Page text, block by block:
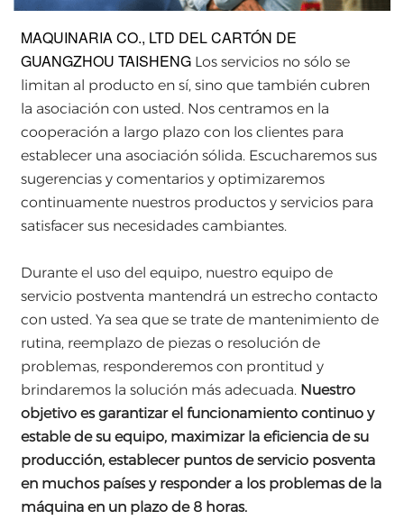
MAQUINARIA CO., LTD DEL CARTÓN DE
GUANGZHOU TAISHENG Los servicios no sólo se
limitan al producto en sí, sino que también cubren
la asociación con usted. Nos centramos en la
cooperación a largo plazo con los clientes para
establecer una asociación sólida. Escucharemos sus
sugerencias y comentarios y optimizaremos
continuamente nuestros productos y servicios para
satisfacer sus necesidades cambiantes.
Durante el uso del equipo, nuestro equipo de
servicio postventa mantendrá un estrecho contacto
con usted. Ya sea que se trate de mantenimiento de
rutina, reemplazo de piezas o resolución de
problemas, responderemos con prontitud y
brindaremos la solución más adecuada. Nuestro
objetivo es garantizar el funcionamiento continuo y
estable de su equipo, maximizar la eficiencia de su
producción, establecer puntos de servicio posventa
en muchos países y responder a los problemas de la
máquina en un plazo de 8 horas.